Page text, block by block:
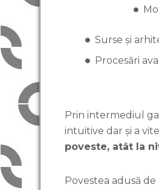
Surse și
Procesări
Prin intermediul
intuitive dar și a
poveste, atât la
Povestea adusă de